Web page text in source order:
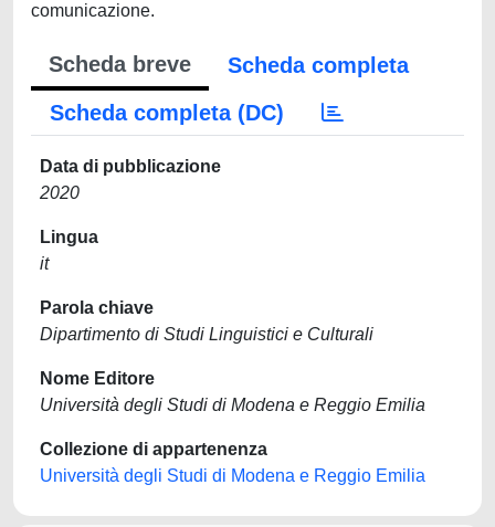
comunicazione.
Scheda breve
Scheda completa
Scheda completa (DC)
Data di pubblicazione
2020
Lingua
it
Parola chiave
Dipartimento di Studi Linguistici e Culturali
Nome Editore
Università degli Studi di Modena e Reggio Emilia
Collezione di appartenenza
Università degli Studi di Modena e Reggio Emilia